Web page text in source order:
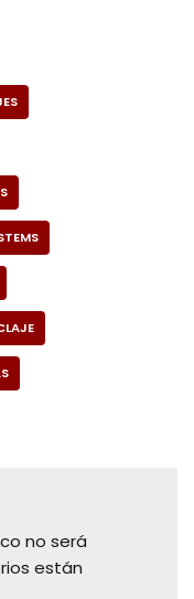
no será
están